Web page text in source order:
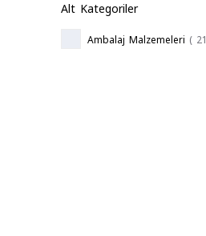
Alt Kategoriler
Ambalaj Malzemeleri ( 21